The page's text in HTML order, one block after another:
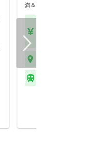
満＆休暇充実の大…